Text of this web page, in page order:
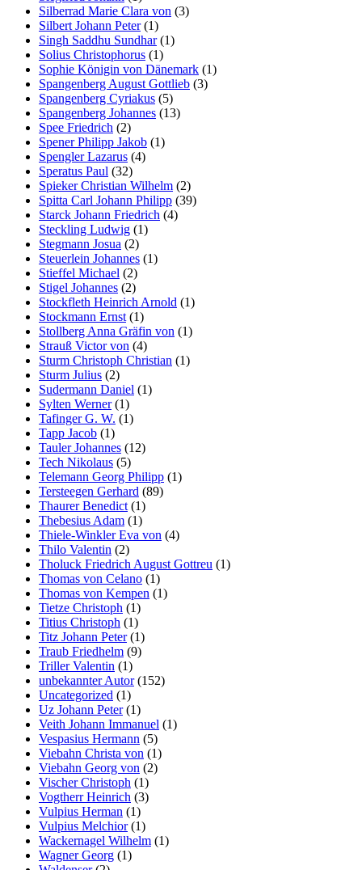
Silberrad Marie Clara von (3)
Silbert Johann Peter(1)
Singh Saddhu Sundhar(1)
Solius Christophorus (1)
Sophie Königin von Dänemark (1)
Spangenberg August Gottlieb (3)
Spangenberg Cyriakus (5)
Spangenberg Johannes (13)
Spee Friedrich (2)
Spener Philipp Jakob (1)
Spengler Lazarus (4)
Speratus Paul (32)
Spieker Christian Wilhelm (2)
Spitta Carl Johann Philipp (39)
Starck Johann Friedrich (4)
Steckling Ludwig (1)
Stegmann Josua (2)
Steuerlein Johannes (1)
Stieffel Michael (2)
Stigel Johannes (2)
Stockfleth Heinrich Arnold (1)
Stockmann Ernst (1)
Stollberg Anna Gräfin von (1)
Strauß Victor von (4)
Sturm Christoph Christian (1)
Sturm Julius (2)
Sudermann Daniel (1)
Sylten Werner(1)
Tafinger G. W. (1)
Tapp Jacob (1)
Tauler Johannes (12)
Tech Nikolaus (5)
Telemann Georg Philipp (1)
Tersteegen Gerhard (89)
Thaurer Benedict (1)
Thebesius Adam (1)
Thiele-Winkler Eva von (4)
Thilo Valentin (2)
Tholuck Friedrich August Gottreu (1)
Thomas von Celano (1)
Thomas von Kempen (1)
Tietze Christoph (1)
Titius Christoph (1)
Titz Johann Peter(1)
Traub Friedhelm (9)
Triller Valentin (1)
unbekannter Autor(152)
Uncategorized (1)
Uz Johann Peter(1)
Veith Johann Immanuel (1)
Vespasius Hermann (5)
Viebahn Christa von (1)
Viebahn Georg von (2)
Vischer Christoph (1)
Vogtherr Heinrich (3)
Vulpius Herman (1)
Vulpius Melchior(1)
Wackernagel Wilhelm (1)
Wagner Georg (1)